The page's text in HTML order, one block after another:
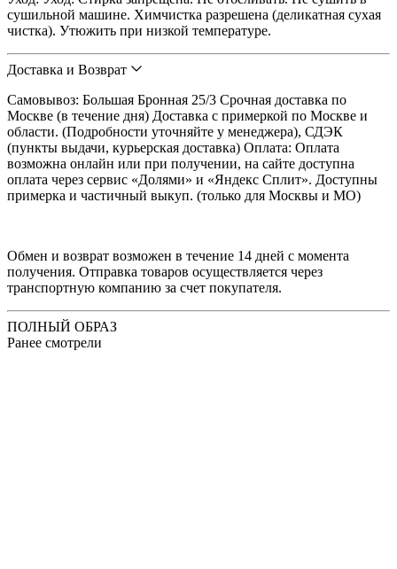
сушильной машине. Химчистка разрешена (деликатная сухая
чистка). Утюжить при низкой температуре.
Доставка и Возврат
Самовывоз: Большая Бронная 25/3 Срочная доставка по
Москве (в течение дня) Доставка с примеркой по Москве и
области. (Подробности уточняйте у менеджера), СДЭК
(пункты выдачи, курьерская доставка) Оплата: Оплата
возможна онлайн или при получении, на сайте доступна
оплата через сервис «Долями» и «Яндекс Сплит». Доступны
примерка и частичный выкуп. (только для Москвы и МО)
Обмен и возврат возможен в течение 14 дней с момента
получения. Отправка товаров осуществляется через
транспортную компанию за счет покупателя.
ПОЛНЫЙ ОБРАЗ
Ранее смотрели